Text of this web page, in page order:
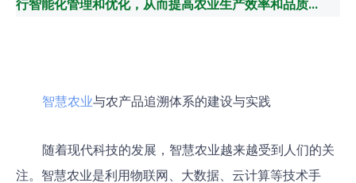
行智能化管理和优化，从而提高农业生产效率和品质...
智慧农业与农产品追溯体系的建设与实践
随着现代科技的发展，智慧农业越来越受到人们的关
注。智慧农业是利用物联网、大数据、云计算等技术手